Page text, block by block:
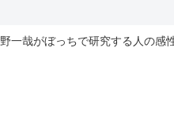
一哉がぼっちで研究する人の感